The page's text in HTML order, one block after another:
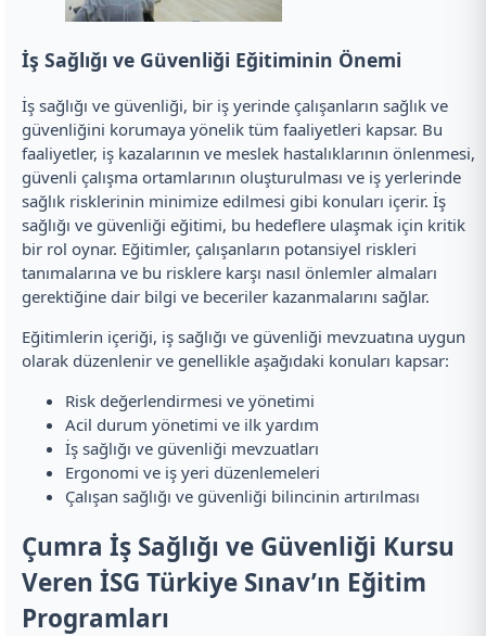
İş Sağlığı ve Güvenliği Eğitiminin Önemi
İş sağlığı ve güvenliği, bir iş yerinde çalışanların sağlık ve
güvenliğini korumaya yönelik tüm faaliyetleri kapsar. Bu
faaliyetler, iş kazalarının ve meslek hastalıklarının önlenmesi,
güvenli çalışma ortamlarının oluşturulması ve iş yerlerinde
sağlık risklerinin minimize edilmesi gibi konuları içerir. İş
sağlığı ve güvenliği eğitimi, bu hedeflere ulaşmak için kritik
bir rol oynar. Eğitimler, çalışanların potansiyel riskleri
tanımalarına ve bu risklere karşı nasıl önlemler almaları
gerektiğine dair bilgi ve beceriler kazanmalarını sağlar.
Eğitimlerin içeriği, iş sağlığı ve güvenliği mevzuatına uygun
olarak düzenlenir ve genellikle aşağıdaki konuları kapsar:
Risk değerlendirmesi ve yönetimi
Acil durum yönetimi ve ilk yardım
İş sağlığı ve güvenliği mevzuatları
Ergonomi ve iş yeri düzenlemeleri
Çalışan sağlığı ve güvenliği bilincinin artırılması
Çumra İş Sağlığı ve Güvenliği Kursu
Veren İSG Türkiye Sınav’ın Eğitim
Programları